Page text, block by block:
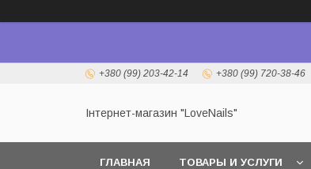
+380 (99) 203-42-14 +380 (99) 720-38-46
Інтернет-магазин "LoveNails"
ГЛАВНАЯ ТОВАРЫ И УСЛУГИ